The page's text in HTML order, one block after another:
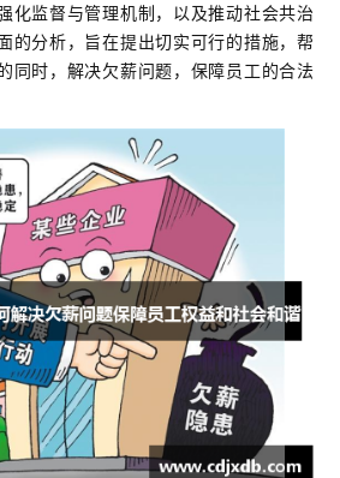
化监督与管理机制，以及推动社会共治
的分析，旨在提出切实可行的措施，帮
同时，解决欠薪问题，保障员工的合法